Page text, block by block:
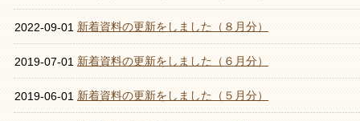
2022-09-01 新着資料の更新をしました（８月分）
2019-07-01 新着資料の更新をしました（６月分）
2019-06-01 新着資料の更新をしました（５月分）